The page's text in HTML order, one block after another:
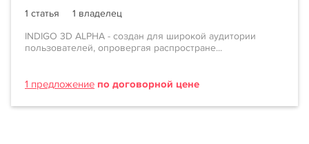
1 статья
1 владелец
INDIGO 3D ALPHA - создан для широкой аудитории
пользователей, опровергая распростране...
1 предложение по договорной цене